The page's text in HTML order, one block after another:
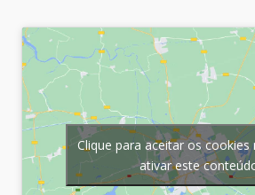
Clique para aceitar os cookies
ativar este